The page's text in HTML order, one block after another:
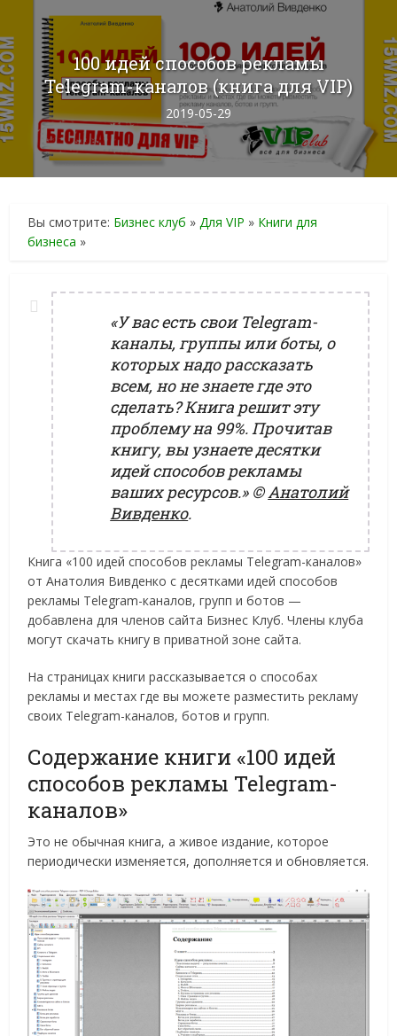
100 идей способов рекламы
Telegram-каналов (книга для VIP)
2019-05-29
Вы смотрите: Бизнес клуб »Для VIP » Книги для
бизнеса »
«У вас есть свои Telegram-
каналы, группы или боты, о
которых надо рассказать
всем, но не знаете где это
сделать? Книга решит эту
проблему на 99%. Прочитав
книгу, вы узнаете десятки
идей способов рекламы
ваших ресурсов.»©Анатолий
Вивденко.
Книга «100 идей способов рекламы Telegram-каналов»
от Анатолия Вивденко с десятками идей способов
рекламы Telegram-каналов, групп и ботов —
добавлена для членов сайта Бизнес Клуб. Члены клуба
могут скачать книгу в приватной зоне сайта.
На страницах книги рассказывается о способах
рекламы и местах где вы можете разместить рекламу
своих Telegram-каналов, ботов и групп.
Содержание книги «100 идей
способов рекламы Telegram-
каналов»
Это не обычная книга, а живое издание, которое
периодически изменяется, дополняется и обновляется.